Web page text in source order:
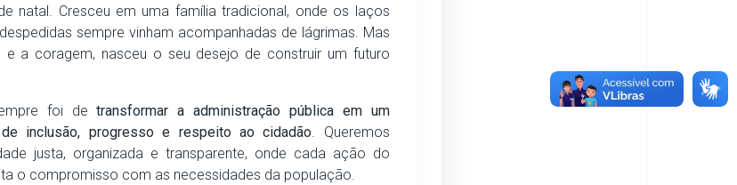
natal. Cresceu em uma família tradicional, onde os laços
sempre vinham acompanhadas de lágrimas. Mas
e a coragem, nasceu o seu desejo de construir um futuro
foi detransformar a administração pública em um
inclusão, progresso e respeito ao cidadão. Queremos
justa, organizada e transparente, onde cada ação do
o compromisso com as necessidades da população.